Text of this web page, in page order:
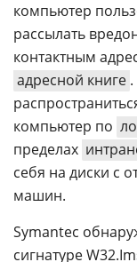
компьютер
рассылать
контактным
адресной книге
компьютер по
пределах
себя на диски с
машин.
Symantec
сигнатуре